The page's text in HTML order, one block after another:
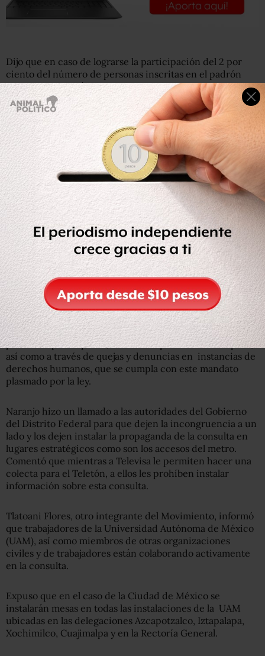
Dijo que en caso de lograrse la participación del 2 por
ciento del número de personas inscritas en el padrón
electoral se podrá solicitar la consulta como lo marca la
Constitución.
No sólo eso. Sostuvo que en caso de una participación de
más del 40 % de la población con credencial de elector
en el país, el resultado sería obligatorio para las
autoridades.
“Es decir tendrán que acatar dichos resultados y en caso
que así lo decida la población echar atrás la Reforma
Laboral”, declaró Naranjo.
Explicó que aún cuando la consulta popular fue aprobada
por los Diputados como parte de la Reforma Política, la
figura no se encuentra regulada, de ahí que exigirán que
se le dé el mismo trato que se le dio a la iniciativa
preferente con la que se impulsó la Reforma Laboral.
De no cumplir con los resultados y la voluntad de la
población participante, solicitarán por la vía del amparo,
así como a través de quejas y denuncias en instancias de
derechos humanos, que se cumpla con este mandato
plasmado por la ley.
Naranjo hizo un llamado a las autoridades del Gobierno
del Distrito Federal para que dejen la incongruencia a un
lado y los dejen instalar la propaganda de la consulta en
lugares estratégicos como son los accesos del metro.
Comentó que mientras a Televisa le permiten hacer una
colecta para el Teletón, a ellos les prohíben instalar
información sobre esta consulta.
Tlatoani Flores, otro integrante del Movimiento, informó
que trabajadores de la Universidad Autónoma de México
(UAM), así como miembros de otras organizaciones
civiles y de trabajadores están colaborando activamente
en la consulta.
Expuso que en el caso de la Ciudad de México se
instalarán mesas en todas las instalaciones de la UAM
ubicadas en las delegaciones Azcapotzalco, Iztapalapa,
Xochimilco, Cuajimalpa y en la Rectoría General.